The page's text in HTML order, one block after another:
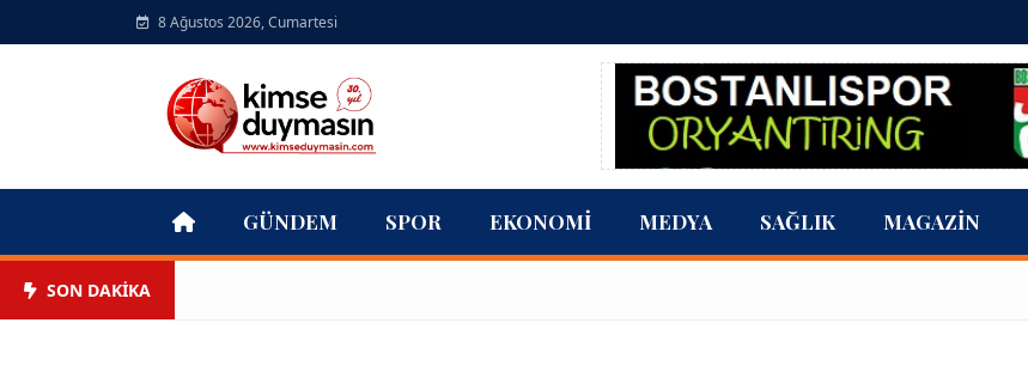
8 Ağustos 2026, Cumartesi
GÜNDEM SPOR EKONOMI MEDYA SAĞLIK MAGAZIN
SON DAKİKA